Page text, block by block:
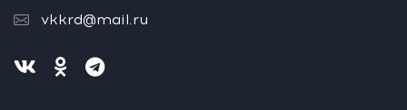
vkkrd@mail.ru